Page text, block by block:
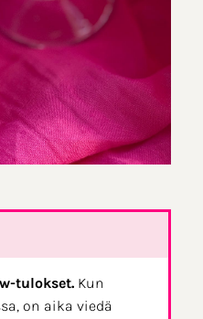
tulokset. Kun
on aika viedä